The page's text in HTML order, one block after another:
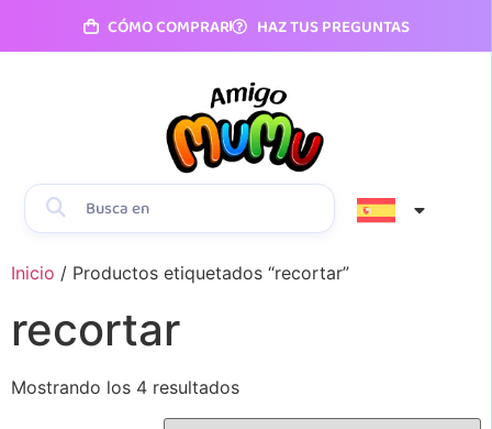
CÓMO COMPRAR HAZ TUS PREGUNTAS
Inicio / Productos etiquetados “recortar”
recortar
Mostrando los 4 resultados